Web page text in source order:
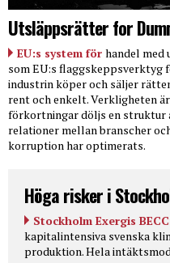
Utsläppsrätter for
EU:s system för handel
som EU:s
industrin köper och säljer
rent och enkelt. Verkligheten
förkortningar döljs en struktur
relationer mellan branscher
korruption har optimerats.
Höga risker i
Stockholm Exergis
kapitalintensiva svenska
produktion. Hela